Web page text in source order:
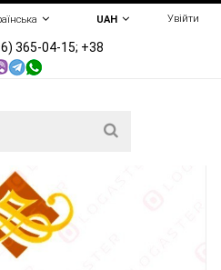
Увійти
UAH
365-04-15; +38